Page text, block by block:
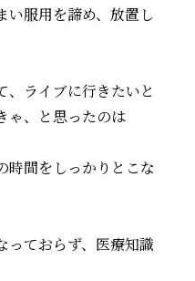
い服用を諦め、放置し
ライブに行きたいと
ゃ、と思ったのは
間をしっかりとこな
ておらず、医療知識